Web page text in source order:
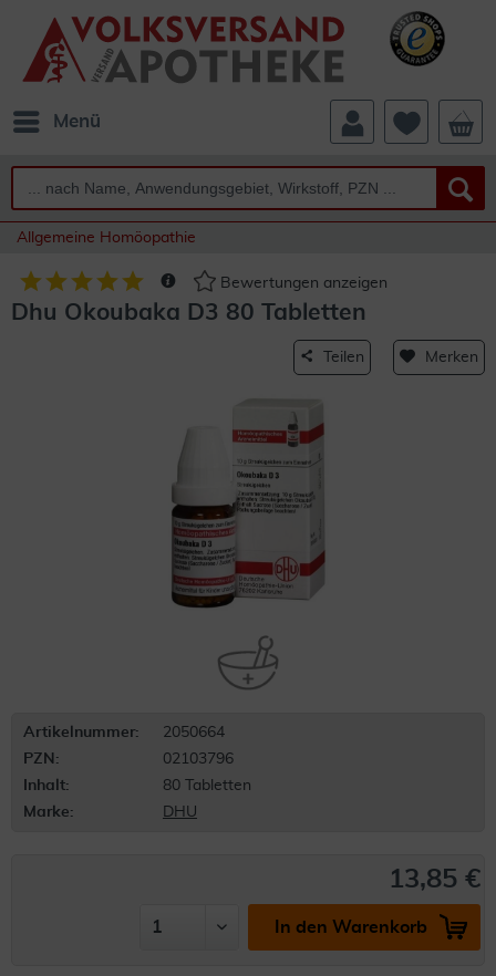
Menü
Allgemeine Homöopathie
Bewertungen anzeigen
Dhu Okoubaka D3 80 Tabletten
Teilen Merken
Artikelnummer:
2050664
PZN:
02103796
Inhalt:
80 Tabletten
Marke:
DHU
13,85 €
In den Warenkorb